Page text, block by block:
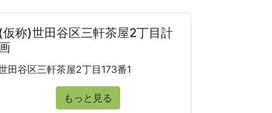
称)世田谷区三軒茶屋2丁目計
田谷区三軒茶屋2丁目173番1
もっと見る